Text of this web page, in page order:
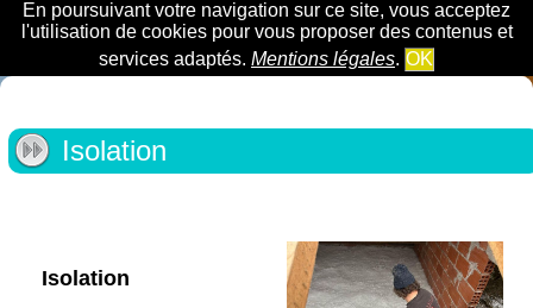
En poursuivant votre navigation sur ce site, vous acceptez
l'utilisation de cookies pour vous proposer des contenus et
services adaptés. Mentions légales. OK
Isolation
Isolation